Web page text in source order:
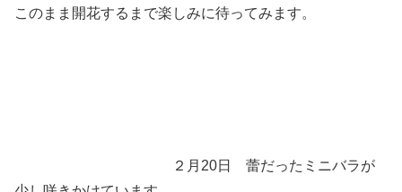
このまま開花するまで楽しみに待ってみます。
２月20日 蕾だったミニバラが